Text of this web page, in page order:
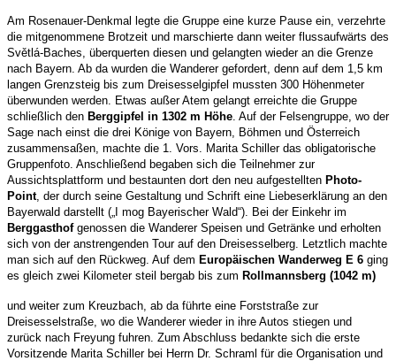
Am Rosenauer-Denkmal legte die Gruppe eine kurze Pause ein, verzehrte
die mitgenommene Brotzeit und marschierte dann weiter flussaufwärts des
Světlá-Baches, überquerten diesen und gelangten wieder an die Grenze
nach Bayern. Ab da wurden die Wanderer gefordert, denn auf dem 1,5 km
langen Grenzsteig bis zum Dreisesselgipfel mussten 300 Höhenmeter
überwunden werden. Etwas außer Atem gelangt erreichte die Gruppe
schließlich den Berggipfel in 1302 m Höhe . Auf der Felsengruppe, wo der
Sage nach einst die drei Könige von Bayern, Böhmen und Österreich
zusammensaßen, machte die 1. Vors. Marita Schiller das obligatorische
Gruppenfoto. Anschließend begaben sich die Teilnehmer zur
Aussichtsplattform und bestaunten dort den neu aufgestellten Photo-
Point, der durch seine Gestaltung und Schrift eine Liebeserklärung an den
Bayerwald darstellt („I mog Bayerischer Wald“). Bei der Einkehr im
Berggasthof genossen die Wanderer Speisen und Getränke und erholten
sich von der anstrengenden Tour auf den Dreisesselberg. Letztlich machte
man sich auf den Rückweg. Auf dem Europäischen Wanderweg E 6 ging
es gleich zwei Kilometer steil bergab bis zum Rollmannsberg (1042 m)
und weiter zum Kreuzbach, ab da führte eine Forststraße zur
Dreisesselstraße, wo die Wanderer wieder in ihre Autos stiegen und
zurück nach Freyung fuhren. Zum Abschluss bedankte sich die erste
Vorsitzende Marita Schiller bei Herrn Dr. Schraml für die Organisation und